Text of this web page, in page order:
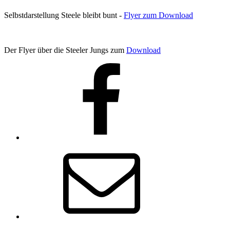
Selbstdarstellung Steele bleibt bunt - Flyer zum Download
Der Flyer über die Steeler Jungs zum Download